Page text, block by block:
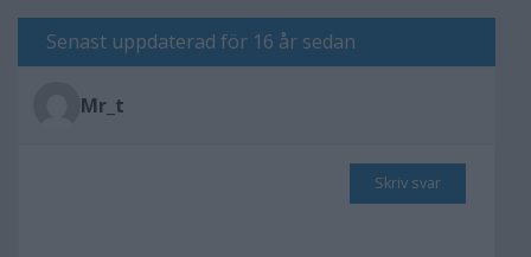
Senast uppdaterad för 16 år sedan
Mr_t
Skriv svar